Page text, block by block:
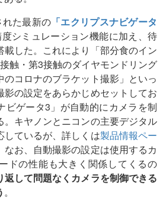
た最新の 「エクリプスナビゲータ
シミュレーション機能に加え、待
載した。これにより「部分食のイン
触・第3接触のダイヤモンドリング
コロナのブラケット撮影」といっ
影の設定をあらかじめセットしてお
ビゲータ3」が自動的にカメラを制
。キヤノンとニコンの主要デジタル
ているが、詳しくは製品情報ペー
なお、自動撮影の設定は使用するカ
ドの性能も大きく関係してくるの
返して問題なくカメラを制御できる
。